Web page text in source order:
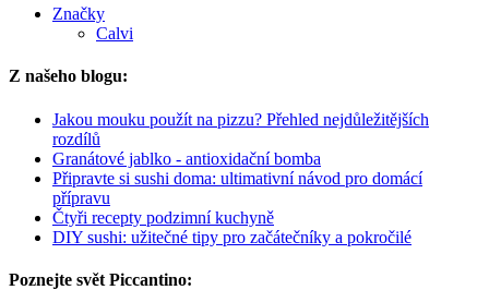
Značky
Calvi
Z našeho blogu:
Jakou mouku použít na pizzu? Přehled nejdůležitějších
rozdílů
Granátové jablko - antioxidační bomba
Připravte si sushi doma: ultimativní návod pro domácí
přípravu
Čtyři recepty podzimní kuchyně
DIY sushi: užitečné tipy pro začátečníky a pokročilé
Poznejte svět Piccantino: